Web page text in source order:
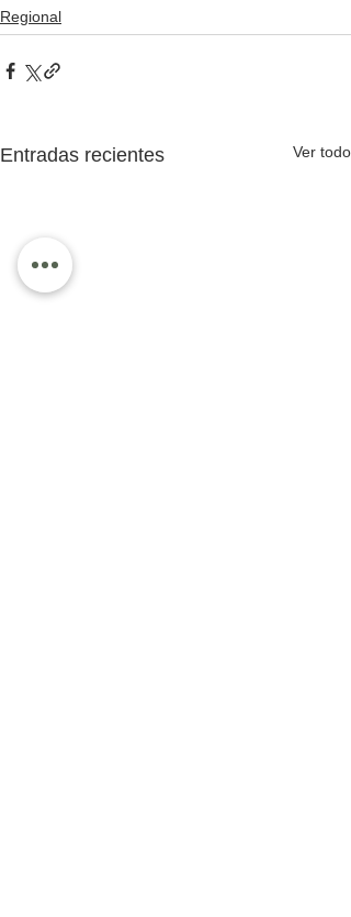
Regional
Entradas recientes Ver todo